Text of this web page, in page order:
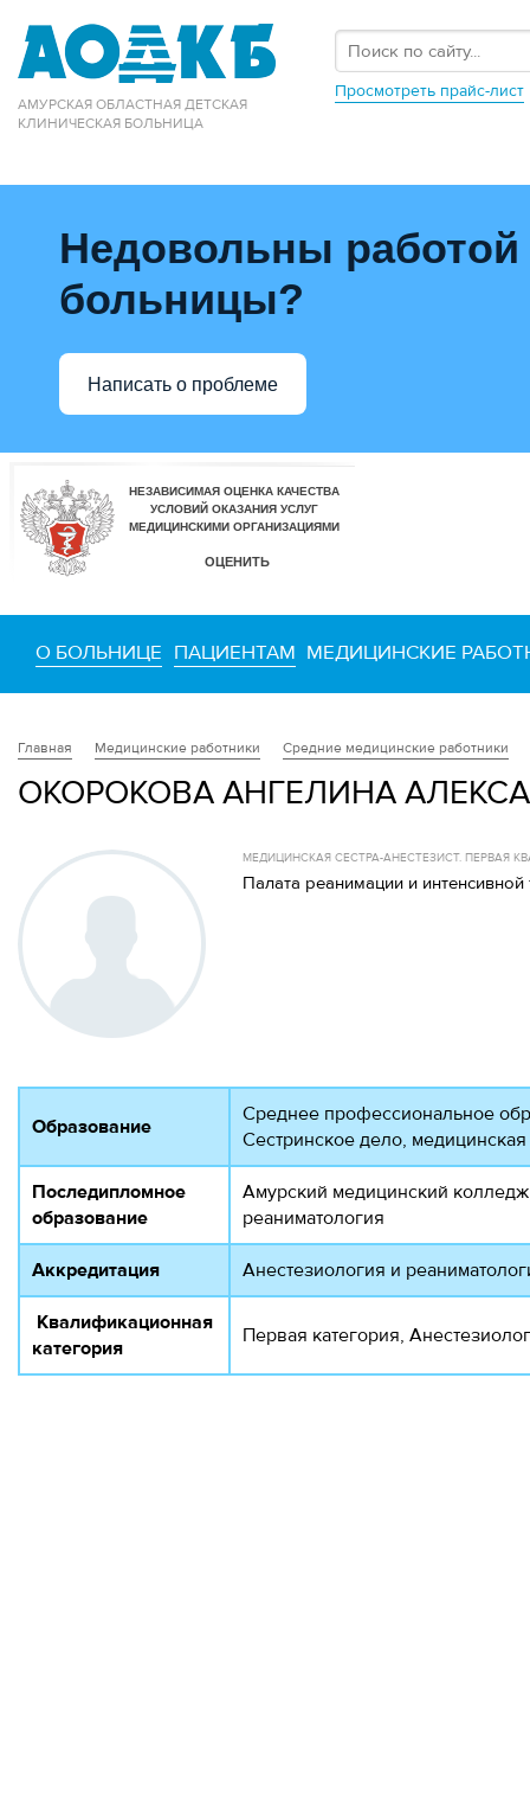
АМУРСКАЯ ОБЛАСТНАЯ ДЕТСКАЯ
КЛИНИЧЕСКАЯ БОЛЬНИЦА
Просмотреть прайс-лист
Недовольны работой
больницы?
Написать о проблеме
О БОЛЬНИЦЕ ПАЦИЕНТАМ МЕДИЦИНСКИЕ
Главная Медицинские работники Средние медицинские работники
ОКОРОКОВА АНГЕЛИНА
МЕДИЦИНСКАЯ СЕСТРА-АНЕСТЕЗИСТ. ПЕРВАЯ
Палата реанимации и интенсивной
Образование
Среднее профессиональное
Сестринское дело, медицинская
Последипломное
образование
Амурский медицинский колледж,
реаниматология
Аккредитация Анестезиология и
Квалификационная
категория
Первая категория,